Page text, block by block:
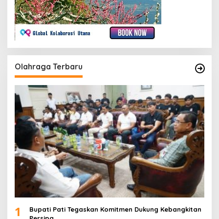
Olahraga Terbaru
1
Bupati Pati Tegaskan Komitmen Dukung Kebangkitan